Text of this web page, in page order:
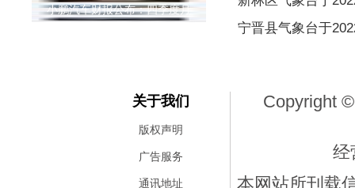
小鹏汽车财报公布：四季度月
宁晋县气象台于
关于我们
版权声明
广告服务
通讯地址
Copyright
经
本网站所刊载